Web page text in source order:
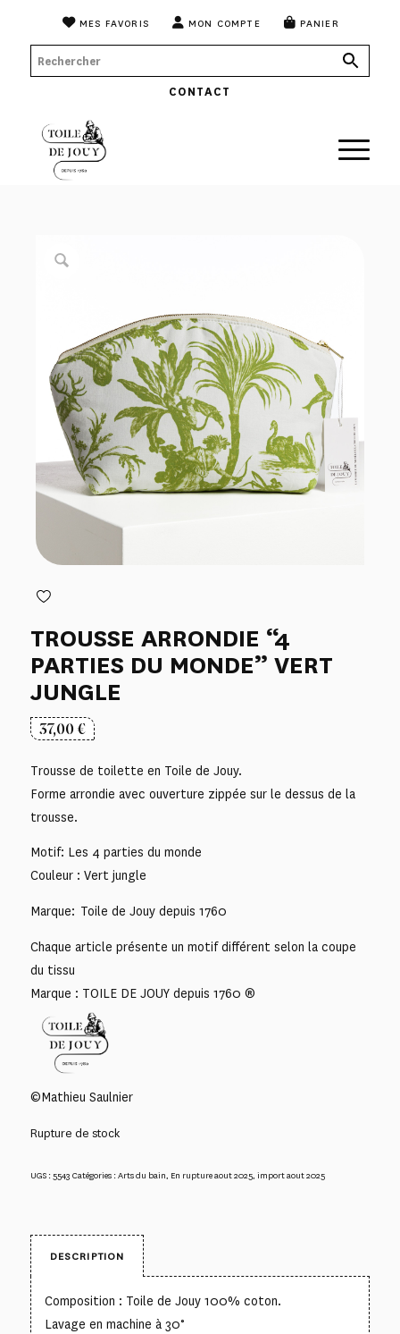
MES FAVORIS MON COMPTE PANIER
CONTACT
TROUSSE ARRONDIE “4
PARTIES DU MONDE” VERT
JUNGLE
37,00€
Trousse de toilette en Toile de Jouy.
Forme arrondie avec ouverture zippée sur le dessus de la
trousse.
Motif: Les 4 parties du monde
Couleur : Vert jungle
Marque: Toile de Jouy depuis 1760
Chaque article présente un motif différent selon la coupe
du tissu
Marque : TOILE DE JOUY depuis 1760 ®
©Mathieu Saulnier
Rupture de stock
UGS : 5543 Catégories :Arts du bain, En rupture aout 2025, import aout 2025
DESCRIPTION
Composition : Toile de Jouy 100% coton.
Lavage en machine à 30°